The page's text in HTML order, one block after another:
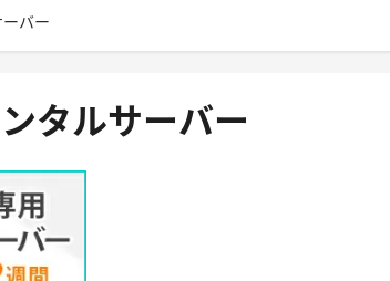
バー
タルサーバー